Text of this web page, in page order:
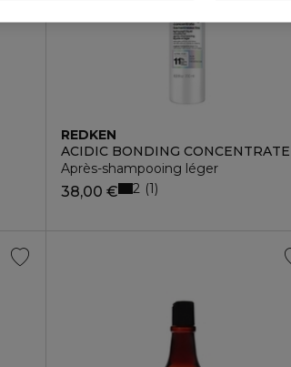
REDKEN
ACIDIC BONDING CONCENTRATE
Après-shampooing léger
38,00 € 2 1